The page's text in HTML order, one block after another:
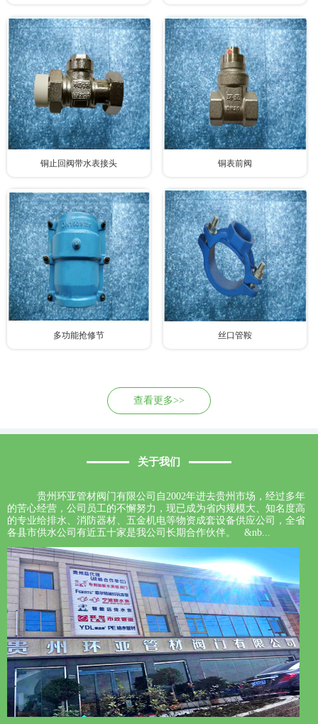
铜止回阀带水表接头 铜表前阀
多功能抢修节 丝口管鞍
查看更多>>
关于我们
贵州环亚管材阀门有限公司自2002年进去贵州市场，经过多年
的苦心经营，公司员工的不懈努力，现已成为省内规模大、知名度高
的专业给排水、消防器材、五金机电等物资成套设备供应公司，全省
各县市供水公司有近五十家是我公司长期合作伙伴。 &nb...